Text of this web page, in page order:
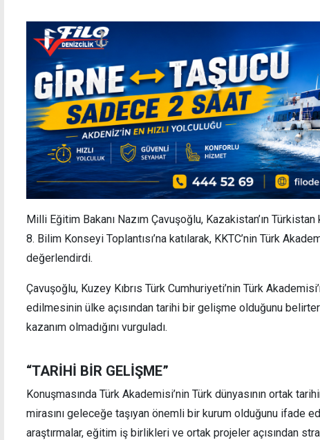
Milli Eğitim Bakanı Nazım Çavuşoğlu, Kazakistan’ın
8. Bilim Konseyi Toplantısı’na katılarak, KKTC’nin Türk
değerlendirdi.
Çavuşoğlu, Kuzey Kıbrıs Türk Cumhuriyeti’nin Türk
edilmesinin ülke açısından tarihi bir gelişme olduğunu
kazanım olmadığını vurguladı.
“TARİHİ BİR GELİŞME”
Konuşmasında Türk Akademisi’nin Türk dünyasının ortak
mirasını geleceğe taşıyan önemli bir kurum olduğunu ifade
araştırmalar, eğitim iş birlikleri ve ortak projeler açısından
Erdoğan'a suikast teşebbüsünde bulunan
FETÖ mensubu yakalandı
"Bu